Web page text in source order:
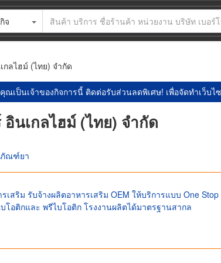
จ
กลไฮม์ (ไทย) จำกัด
ณเป็นเจ้าของกิจการนี้ ติดต่อรับส่วนลดพิเศษ! เพื่อจัดทำเว็บไ
อินเกลไฮม์ (ไทย) จำกัด
ภัณฑ์ยา
เสริม รับจ้างผลิตอาหารเสริม OEM ให้บริการแบบ One
โอติกและ พรีไบโอติก โรงงานผลิตได้มาตรฐานสากล